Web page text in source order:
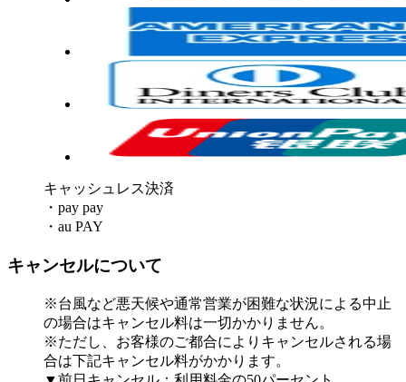
キャッシュレス決済
・pay pay
・au PAY
キャンセルについて
※台風など悪天候や通常営業が困難な状況による中止
の場合はキャンセル料は一切かかりません。
※ただし、お客様のご都合によりキャンセルされる場
合は下記キャンセル料がかかります。